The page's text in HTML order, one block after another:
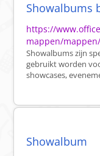
Showalbums
https://
mappen/
Showalbums zijn
gebruikt worden
showcases,
Showalbum